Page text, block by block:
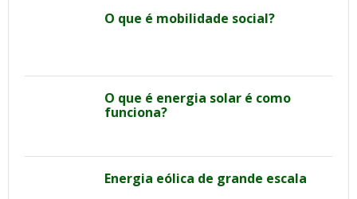
O que é mobilidade social?
O que é energia solar é como
funciona?
Energia eólica de grande escala